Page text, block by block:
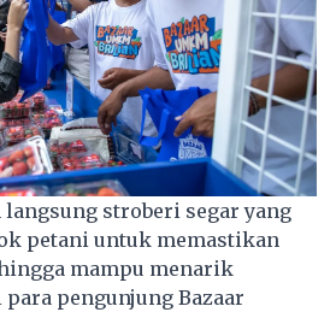
langsung stroberi segar yang
petani untuk memastikan
mampu menarik
pengunjung Bazaar